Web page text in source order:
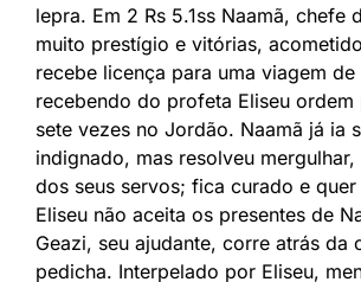
lepra. Em 2 Rs 5.1ss Naamã, chefe
muito prestígio e vitórias,
recebe licença para uma viagem
recebendo do profeta Eliseu ordem
sete vezes no Jordão. Naamã já ia
indignado, mas resolveu
dos seus servos; fica curado e
Eliseu não aceita os presentes de
Geazi, seu ajudante, corre atrás da
pedicha. Interpelado por Eliseu,